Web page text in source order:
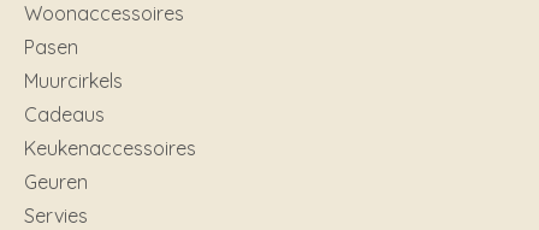
Woonaccessoires
Pasen
Muurcirkels
Cadeaus
Keukenaccessoires
Geuren
Servies